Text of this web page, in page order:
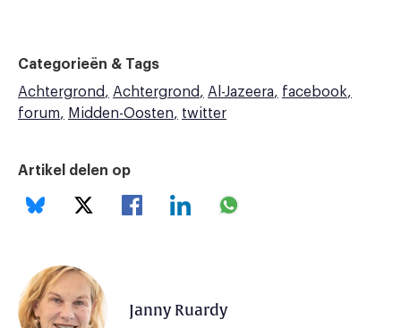
Categorieën & Tags
Achtergrond
Achtergrond Al-Jazeera
facebook
forum
Midden-Oosten twitter
Artikel delen op
Janny Ruardy